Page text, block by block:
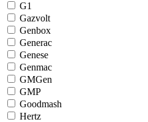
G1
Gazvolt
Genbox
Generac
Genese
Genmac
GMGen
GMP
Goodmash
Hertz